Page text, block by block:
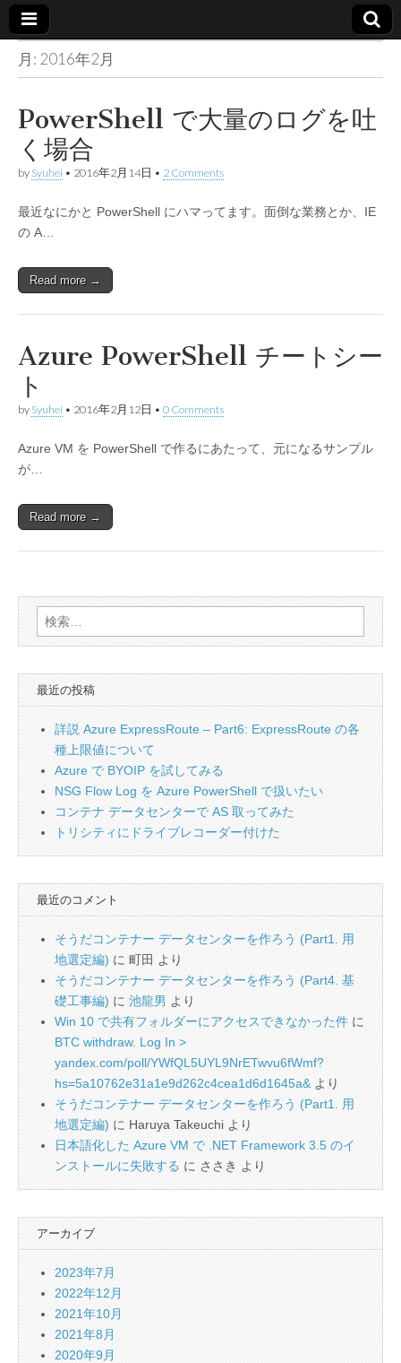
Made in
container
月: 2016年2月
PowerShell で大量のログを吐
く場合
by Syuhei • 2016年2月14日 • 2 Comments
最近なにかと PowerShell にハマってます。面倒な業務とか、IE
の A…
Read more →
Azure PowerShell チートシー
ト
by Syuhei • 2016年2月12日 • 0 Comments
Azure VM を PowerShell で作るにあたって、元になるサンプル
が…
Read more →
検
索:
最近の投稿
詳説 Azure ExpressRoute – Part6: ExpressRoute の各
種上限値について
Azure で BYOIP を試してみる
NSG Flow Log を Azure PowerShell で扱いたい
コンテナ データセンターで AS 取ってみた
トリシティにドライブレコーダー付けた
最近のコメント
そうだコンテナー データセンターを作ろう (Part1. 用
地選定編) に 町田 より
そうだコンテナー データセンターを作ろう (Part4. 基
礎工事編) に 池龍男 より
Win 10 で共有フォルダーにアクセスできなかった件 に
BTC withdraw. Log In >
yandex.com/poll/YWfQL5UYL9NrETwvu6fWmf?
hs=5a10762e31a1e9d262c4cea1d6d1645a& より
そうだコンテナー データセンターを作ろう (Part1. 用
地選定編) に Haruya Takeuchi より
日本語化した Azure VM で .NET Framework 3.5 のイ
ンストールに失敗する に ささき より
アーカイブ
2023年7月
2022年12月
2021年10月
2021年8月
2020年9月